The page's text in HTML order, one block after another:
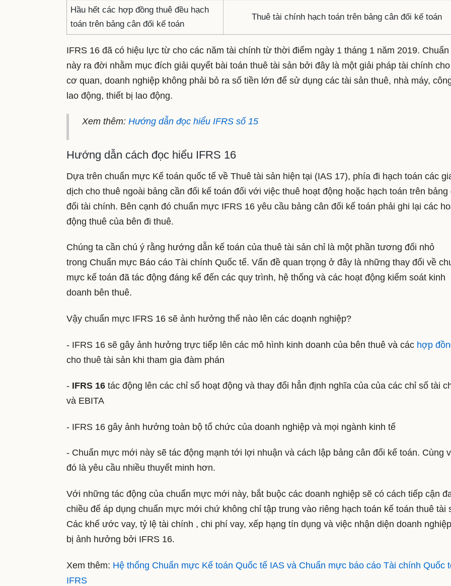
Hầu hểt các hợp đồng thuê đều hạch
toán trên bảng cân đối kế toán
Thuê tài chính hạch toán trên bảng cân đối kế toán
IFRS 16 đã có hiệu lực từ cho các năm tài chính từ thời điểm ngày 1 tháng 1 năm 2019.
này ra đời nhằm mục đích giải quyểt bài toán thuê tài sản bởi đây là một giải pháp tài chính
cơ quan, doanh nghiệp không phải bỏ ra số tiền lớn để sử dụng các tài sản thuê, nhà máy,
lao động, thiết bị lao động.
Xem thêm: Hướng dẫn đọc hiểu IFRS số 15
Hướng dẫn cách đọc hiểu IFRS 16
Dựa trên chuẩn mực Kế toán quốc tế về Thuê tài sản hiện tại (IAS 17), phía đi hạch toán các
dịch cho thuê ngoài bảng cần đối kế toán đối với việc thuê hoạt động hoặc hạch toán trên bảng
đối tài chính. Bên cạnh đó chuẩn mực IFRS 16 yêu cầu bảng cân đối kế toán phải ghi lại các
động thuê của bên đi thuê.
Chúng ta cần chú ý rằng hướng dẫn kế toán của thuê tài sản chỉ là một phần tương đối nhỏ
trong Chuẩn mực Báo cáo Tài chính Quốc tế. Vấn đề quan trọng ở đây là những thay đổi về
mực kế toán đã tác động đáng kể đến các quy trình, hệ thống và các hoạt động kiểm soát kinh
doanh bên thuê.
Vậy chuẩn mực IFRS 16 sẽ ảnh hưởng thế nào lên các doạnh nghiệp?
- IFRS 16 sẽ gây ảnh hưởng trực tiếp lên các mô hình kinh doanh của bên thuê và các hợp
cho thuê tài sản khi tham gia đàm phán
- IFRS 16 tác động lên các chỉ số hoạt động và thay đổi hẳn định nghĩa của của các chỉ số tài
và EBITA
- IFRS 16 gây ảnh hưởng toàn bộ tổ chức của doanh nghiệp và mọi ngành kinh tế
- Chuẩn mực mới này sẽ tác động mạnh tới lợi nhuận và cách lập bảng cân đối kế toán. Cùng
đó là yêu cầu nhiều thuyết minh hơn.
Với những tác động của chuẩn mực mới này, bắt buộc các doanh nghiệp sẽ có cách tiếp cận
chiều để áp dụng chuẩn mực mới chứ không chỉ tập trung vào riêng hạch toán kế toán thuê tài
Các khế ước vay, tỷ lệ tài chính , chi phí vay, xếp hạng tín dụng và việc nhận diện doanh
bị ảnh hưởng bởi IFRS 16.
Xem thêm: Hệ thống Chuẩn mực Kế toán Quốc tế IAS và Chuẩn mực báo cáo Tài chính Quốc
IFRS